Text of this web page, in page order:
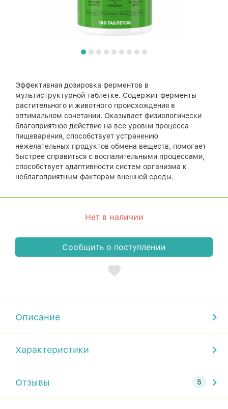
Эффективная дозировка ферментов в
мультиструктурной таблетке. Содержит ферменты
растительного и животного происхождения в
оптимальном сочетании. Оказывает физиологически
благоприятное действие на все уровни процесса
пищеварения, способствует устранению
нежелательных продуктов обмена веществ, помогает
быстрее справиться с воспалительными процессами,
способствует адаптивности систем организма к
неблагоприятным факторам внешней среды.
Нет в наличии
Сообщить о поступлении
Описание
Характеристики
Отзывы